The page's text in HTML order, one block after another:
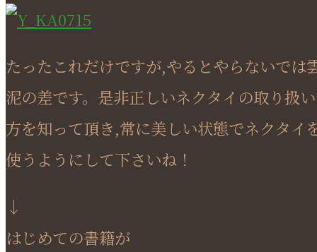
たったこれだけですが,やるとやらないでは
泥の差です。是非正しいネクタイの取り扱い
方を知って頂き,常に美しい状態でネクタイ
使うようにして下さいね！
↓
はじめての書籍が